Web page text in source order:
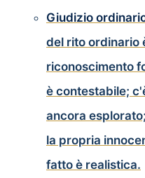
Giudizio
del rito ordinario
riconoscimento
è contestabile;
ancora
la propria
fatto è realistica.